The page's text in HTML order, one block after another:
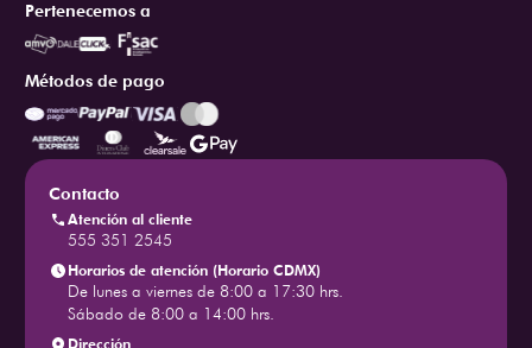
Pertenecemos a
Métodos de pago
Contacto
Atención al cliente
555 351 2545
Horarios de atención (Horario CDMX)
De lunes a viernes de 8:00 a 17:30 hrs.
Sábado de 8:00 a 14:00 hrs.
Dirección